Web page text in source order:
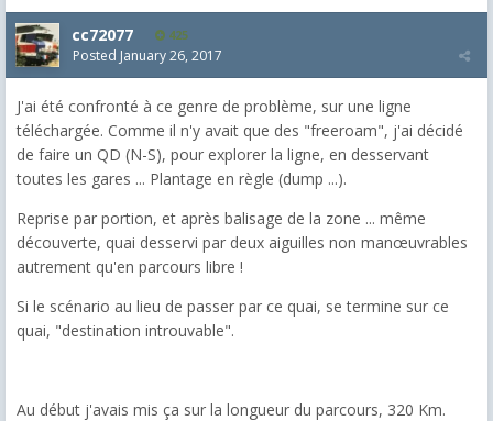
cc72077 425
Posted January 26, 2017
J'ai été confronté à ce genre de problème, sur une ligne
téléchargée. Comme il n'y avait que des "freeroam", j'ai décidé
de faire un QD (N-S), pour explorer la ligne, en desservant
toutes les gares ... Plantage en règle (dump ...).
Reprise par portion, et après balisage de la zone ... même
découverte, quai desservi par deux aiguilles non manœuvrables
autrement qu'en parcours libre !
Si le scénario au lieu de passer par ce quai, se termine sur ce
quai, "destination introuvable".
Au début j'avais mis ça sur la longueur du parcours, 320 Km.